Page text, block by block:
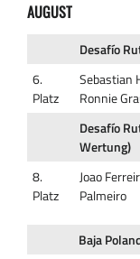
AUGUST
Desafío
6.
Platz
Sebastian
Ronnie
Desafío
Wertung)
8.
Platz
Joao
Palmeiro
Baja